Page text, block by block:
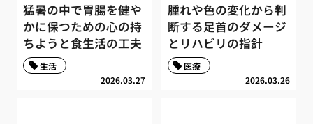
猛暑の中で胃腸を健や
かに保つための心の持
ちようと食生活の工夫
2026.03.27
生活
腫れや色の変化から判
断する足首のダメージ
とリハビリの指針
2026.03.26
医療